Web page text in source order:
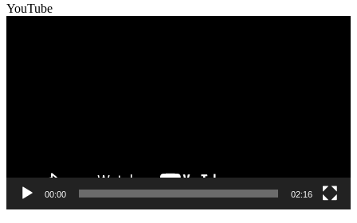
YouTube
00:00 02:16